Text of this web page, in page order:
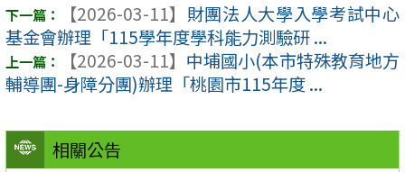
相關公告
【2026-03-11】 財團法人大學入學考試中心
基金會辦理「115學年度學科能力測驗研 ...
【2026-03-11】 中埔國小(本市特殊教育地方
輔導團-身障分團)辦理「桃園市115年度 ...